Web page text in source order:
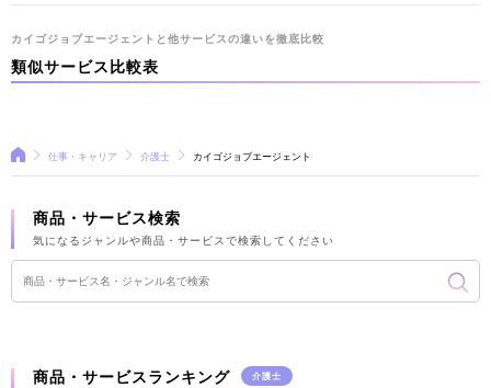
カイゴジョブエージェントと他サービスの違いを徹底比較
類似サービス比較表
仕事・キャリア 介護士 カイゴジョブエージェント
商品・サービス検索
気になるジャンルや商品・サービスで検索してください
商品・サービスランキング 介護士